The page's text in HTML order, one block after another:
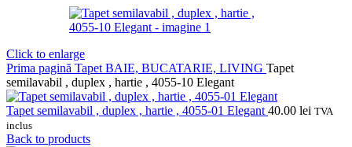
Click to enlarge
Prima pagină Tapet BAIE, BUCATARIE, LIVING Tapet
semilavabil , duplex , hartie , 4055-10 Elegant
Tapet semilavabil , duplex , hartie , 4055-01 Elegant 40.00 lei TVA
inclus
Back to products